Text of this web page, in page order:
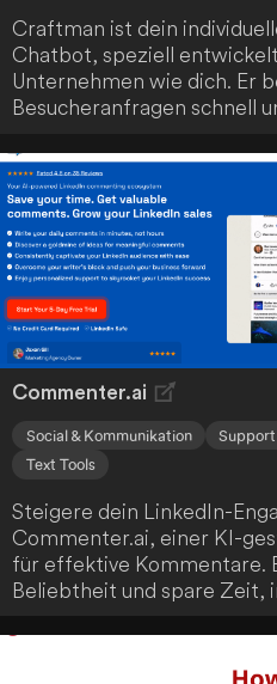
Craftman ist dein
Chatbot, speziell
Unternehmen wie dich. Er
Besucheranfragen schnell
Bedienung führt Craftman
Verkaufszahlen und einem
Kundenerlebnis.
Commenter.ai
Social & Kommunikation
Support
Text Tools
Steigere dein LinkedIn-
Commenter.ai, einer KI-
für effektive Kommentare.
Beliebtheit und spare Zeit,
Geschäftsziele schneller
Interaktionen auf der